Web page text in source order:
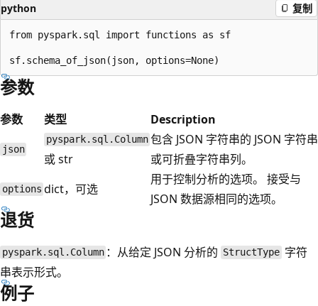
python 复制
from pyspark.sql import functions as sf
参数
参数 类型 Description
json
pyspark.sql.Column
或 str
包含 JSON 字符串的 JSON 字符串
或可折叠字符串列。
options dict，可选
用于控制分析的选项。 接受与
JSON 数据源相同的选项。
退货
pyspark.sql.Column ：从给定 JSON 分析的 StructType 字符
串表示形式。
例子